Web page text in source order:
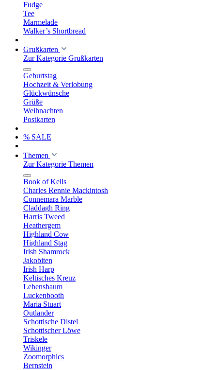
Fudge
Tee
Marmelade
Walker’s Shortbread
Grußkarten
Zur Kategorie Grußkarten
Geburtstag
Hochzeit & Verlobung
Glückwünsche
Grüße
Weihnachten
Postkarten
% SALE
Themen
Zur Kategorie Themen
Book of Kells
Charles Rennie Mackintosh
Connemara Marble
Claddagh Ring
Harris Tweed
Heathergem
Highland Cow
Highland Stag
Irish Shamrock
Jakobiten
Irish Harp
Keltisches Kreuz
Lebensbaum
Luckenbooth
Maria Stuart
Outlander
Schottische Distel
Schottischer Löwe
Triskele
Wikinger
Zoomorphics
Bernstein